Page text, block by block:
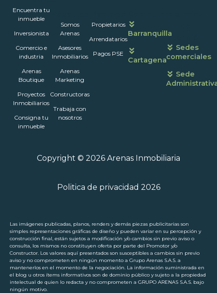
Encuentra tu
inmueble
Inversionista
Comercio e
industria
Arenas
Boutique
Proyectos
Inmobiliarios
Consigna tu
inmueble
Somos
Arenas
Asesores
Inmobiliarios
Arenas
Marketing
Constructoras
Trabaja con
nosotros
Propietarios
Arrendatarios
Pagos PSE
Barranquilla
Cartagena
atención
Sedes
comerciales
Sede
Copyright © 2026 Arenas Inmobiliaria
Politica de privacidad 2026
Las imágenes publicadas, planos, renders y demás piezas publicitarias son
simples representaciones gráficas de diseño y pueden variar en su percepción y
construcción final, están sujetos a modificación y/o cambios sin previo aviso o
consulta, los mismos no constituyen oferta por parte del Promotor y/o
Constructor. Los valores aquí presentados son susceptibles a cambios sin previo
aviso y no comprometen en ningún momento a Grupo Arenas S.A.S. a
mantenerlos en el momento de la negociación. La información suministrada en
el blog u otros ítems informativos son de dominio público y sujeto a la propiedad
intelectual de quien lo redacta y no comprometen a GRUPO ARENAS S.A.S. bajo
ningún motivo.